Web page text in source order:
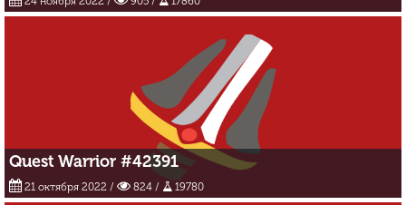
Quest Warrior #42391
21 октября 2022 / 824 / 19780